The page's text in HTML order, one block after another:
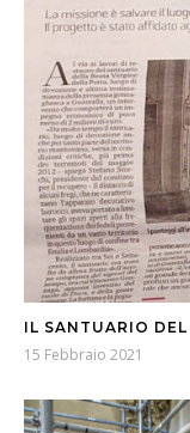
IL SANTUARIO
15 Febbraio 2021